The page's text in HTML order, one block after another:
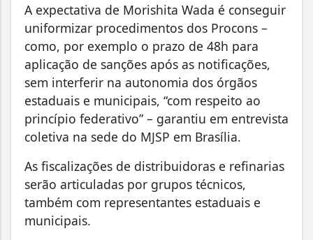
A expectativa de Morishita Wada é conseguir
uniformizar procedimentos dos Procons –
como, por exemplo o prazo de 48h para
aplicação de sanções após as notificações,
sem interferir na autonomia dos órgãos
estaduais e municipais, “com respeito ao
princípio federativo” – garantiu em entrevista
coletiva na sede do MJSP em Brasília.
As fiscalizações de distribuidoras e refinarias
serão articuladas por grupos técnicos,
também com representantes estaduais e
municipais.